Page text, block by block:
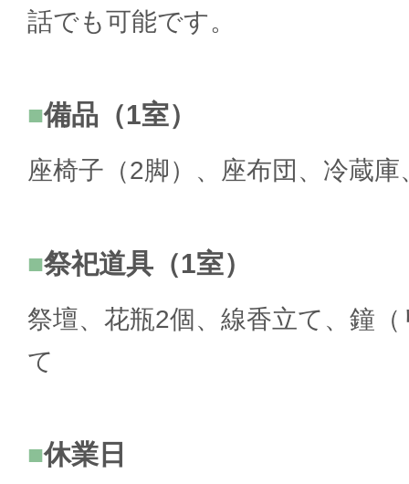
話でも可能です。
備品（1室）
座椅子（2脚）、座布団、冷蔵庫
祭祀道具（1室）
祭壇、花瓶2個、線香立て、鐘
て
休業日